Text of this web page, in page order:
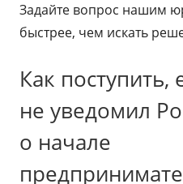
Задайте вопрос нашим
быстрее, чем искать
Как поступить,
не уведомил
о начале